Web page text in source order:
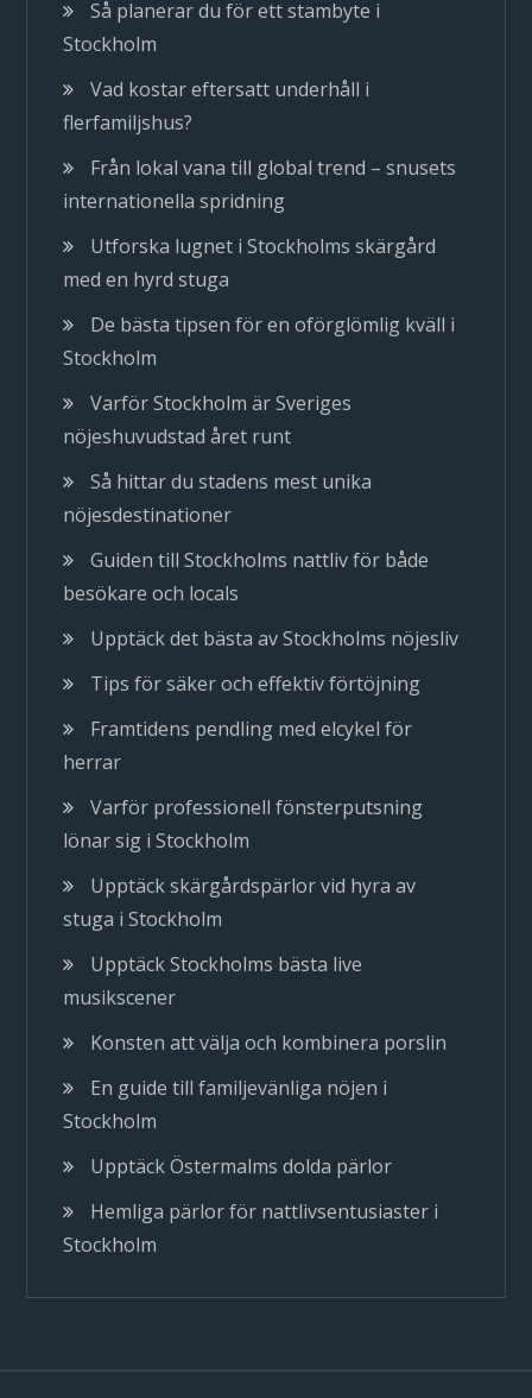
Så planerar du för ett stambyte i
Stockholm
Vad kostar eftersatt underhåll i
flerfamiljshus?
Från lokal vana till global trend – snusets
internationella spridning
Utforska lugnet i Stockholms skärgård
med en hyrd stuga
De bästa tipsen för en oförglömlig kväll i
Stockholm
Varför Stockholm är Sveriges
nöjeshuvudstad året runt
Så hittar du stadens mest unika
nöjesdestinationer
Guiden till Stockholms nattliv för både
besökare och locals
Upptäck det bästa av Stockholms nöjesliv
Tips för säker och effektiv förtöjning
Framtidens pendling med elcykel för
herrar
Varför professionell fönsterputsning
lönar sig i Stockholm
Upptäck skärgårdspärlor vid hyra av
stuga i Stockholm
Upptäck Stockholms bästa live
musikscener
Konsten att välja och kombinera porslin
En guide till familjevänliga nöjen i
Stockholm
Upptäck Östermalms dolda pärlor
Hemliga pärlor för nattlivsentusiaster i
Stockholm